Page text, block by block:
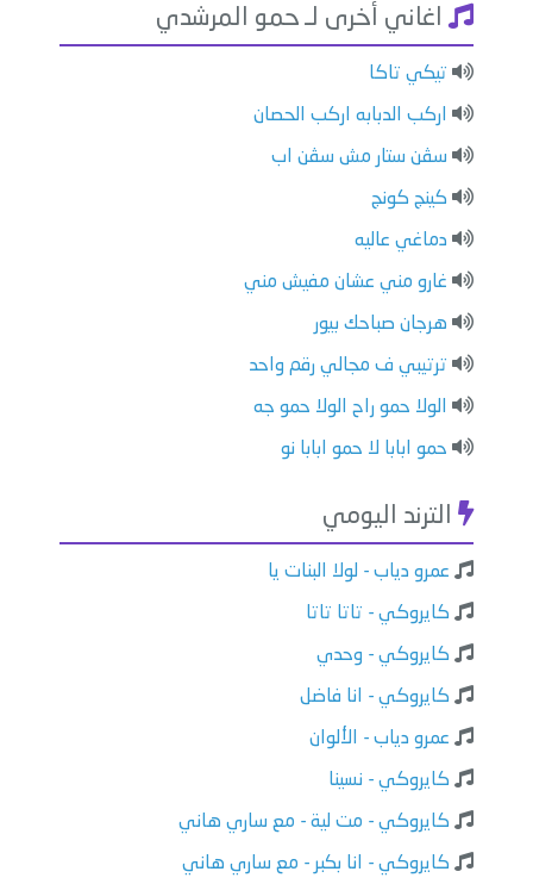
اغاني أخرى لـ حمو المرشدي
تيكي تاكا
اركب الدبابه اركب الحصان
سڤن ستار مش سڤن اب
كينج كونج
دماغي عاليه
غارو مني عشان مفيش مني
هرجان صباحك بيور
ترتيبي ف مجالي رقم واحد
الولا حمو راح الولا حمو جه
حمو ابابا لا حمو ابابا نو
الترند اليومي
عمرو دياب - لولا البنات يا
كايروكي - تاتا تاتا
كايروكي - وحدي
كايروكي - انا فاضل
عمرو دياب - الألوان
كايروكي - نسينا
كايروكي - مت لية - مع ساري هاني
كايروكي - انا بكبر - مع ساري هاني